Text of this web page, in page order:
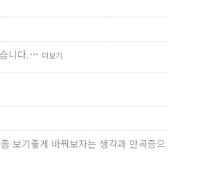
니다.… 더보기
보기좋게 바꿔보자는 생각과 만곡증으